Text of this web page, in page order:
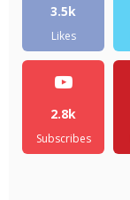
3.5k
Likes
2.8k
Subscribes